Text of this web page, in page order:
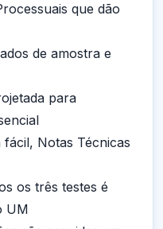
que dão
de amostra e
para
Notas Técnicas
os três testes é
UM